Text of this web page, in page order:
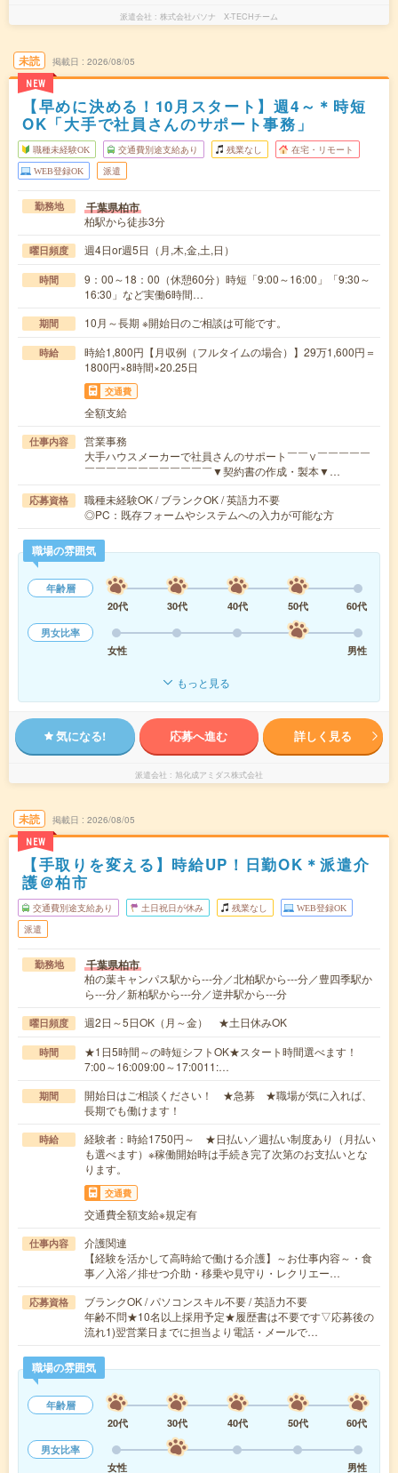
派遣会社 株式会社パソナ X-TECHチーム
未読
NEW
掲載日 2026/08/05
【早めに決める！10月スタート】週4～＊時短
OK「大手で社員さんのサポート事務」
職種未経験OK 交通費別途支給あり 残業なし 在宅・リモート
WEB登録OK 派遣
勤務地 千葉県柏市
柏駅から徒歩3分
曜日頻度 週4日or週5日（月,木,金,土,日）
時間
9：00～18：00（休憩60分）時短「9:00～16:00」「9:30～
16:30」など実働6時間…
期間 10月～長期 ※開始日のご相談は可能です。
時給
時給1,800円【月収例（フルタイムの場合）】29万1,600円＝
1800円×8時間×20.25日
交通費
全額支給
仕事内容
営業事務
大手ハウスメーカーで社員さんのサポート￣￣∨￣￣￣￣￣
￣￣￣￣￣￣￣￣￣￣￣￣▼契約書の作成・製本▼…
応募資格
職種未経験OK / ブランクOK / 英語力不要
◎PC：既存フォームやシステムへの入力が可能な方
職場の雰囲気
年齢層
20代
30代 40代 50代
60代
男女比率
女性
男性
もっと見る
気になる! 応募へ進む 詳しく見る
派遣会社 旭化成アミダス株式会社
未読
NEW
掲載日 2026/08/05
【手取りを変える】時給UP！日勤OK＊派遣介
護＠柏市
交通費別途支給あり 土日祝日が休み 残業なし WEB登録OK
派遣
勤務地 千葉県柏市
柏の葉キャンパス駅から---分／北柏駅から---分／豊四季駅か
ら---分／新柏駅から---分／逆井駅から---分
曜日頻度 週2日～5日OK（月～金） ★土日休みOK
時間
★1日5時間～の時短シフトOK★スタート時間選べます！
7:00～16:009:00～17:0011:…
期間
開始日はご相談ください！ ★急募 ★職場が気に入れば、
長期でも働けます！
時給
経験者：時給1750円～ ★日払い／週払い制度あり（月払い
も選べます）※稼働開始時は手続き完了次第のお支払いとな
ります。
交通費
交通費全額支給※規定有
仕事内容
介護関連
【経験を活かして高時給で働ける介護】～お仕事内容～・食
事／入浴／排せつ介助・移乗や見守り・レクリエー…
応募資格
ブランクOK / パソコンスキル不要 / 英語力不要
年齢不問★10名以上採用予定★履歴書は不要です▽応募後の
流れ1)翌営業日までに担当より電話・メールで…
職場の雰囲気
年齢層
20代
30代 40代 50代
60代
男女比率
女性
男性